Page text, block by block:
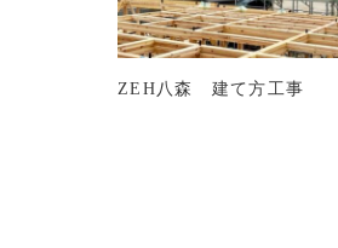
ZEH八森 建て方工事